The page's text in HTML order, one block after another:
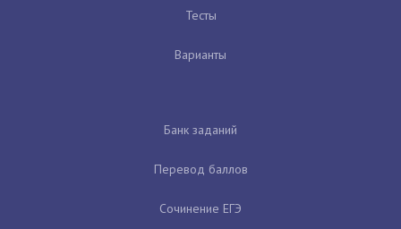
Тесты
Варианты
Банк заданий
Перевод баллов
Сочинение ЕГЭ